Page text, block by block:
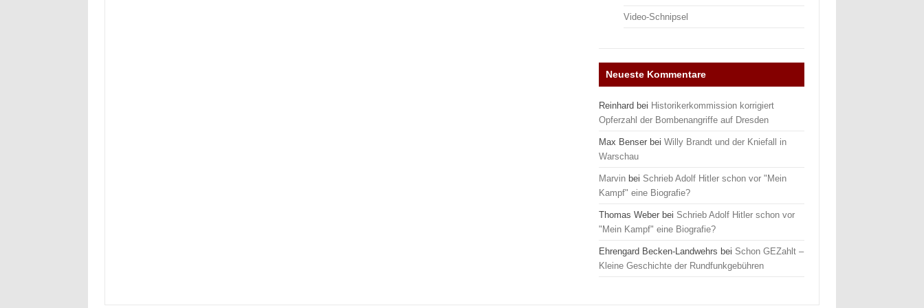
Video-Schnipsel
Neueste Kommentare
Reinhard bei Historikerkommission korrigiert
Opferzahl der Bombenangriffe auf Dresden
Max Benser beiWilly Brandt und der Kniefall in
Warschau
Marvin bei Schrieb Adolf Hitler schon vor "Mein
Kampf" eine Biografie?
Thomas Weber bei Schrieb Adolf Hitler schon vor
"Mein Kampf" eine Biografie?
Ehrengard Becken-Landwehrs bei Schon GEZahlt –
Kleine Geschichte der Rundfunkgebühren